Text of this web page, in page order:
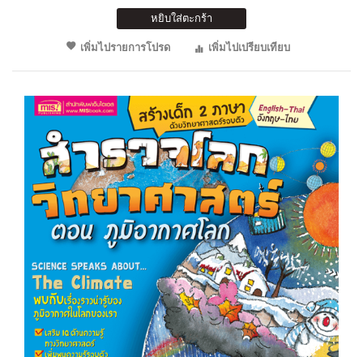
หยิบใส่ตะกร้า
เพิ่มไปรายการโปรด
เพิ่มไปเปรียบเทียบ